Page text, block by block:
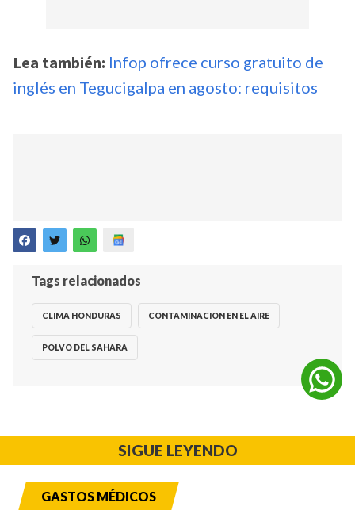
Lea también: Infop ofrece curso gratuito de
inglés en Tegucigalpa en agosto: requisitos
Tags relacionados
CLIMA HONDURAS CONTAMINACION EN EL AIRE
POLVO DEL SAHARA
SIGUE LEYENDO
GASTOS MÉDICOS